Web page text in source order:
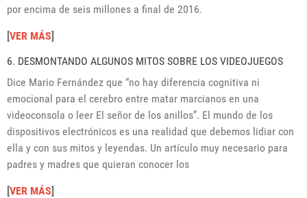
por encima de seis millones a final de 2016.
[VER MÁS]
6. DESMONTANDO ALGUNOS MITOS SOBRE LOS VIDEOJUEGOS
Dice Mario Fernández que “no hay diferencia cognitiva ni
emocional para el cerebro entre matar marcianos en una
videoconsola o leer El señor de los anillos”. El mundo de los
dispositivos electrónicos es una realidad que debemos lidiar con
ella y con sus mitos y leyendas. Un artículo muy necesario para
padres y madres que quieran conocer los
[VER MÁS]